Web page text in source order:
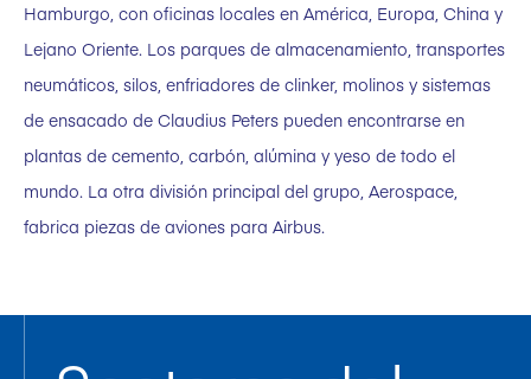
Hamburgo, con oficinas locales en América, Europa, China y
Lejano Oriente. Los parques de almacenamiento, transportes
neumáticos, silos, enfriadores de clinker, molinos y sistemas
de ensacado de Claudius Peters pueden encontrarse en
plantas de cemento, carbón, alúmina y yeso de todo el
mundo. La otra división principal del grupo, Aerospace,
fabrica piezas de aviones para Airbus.